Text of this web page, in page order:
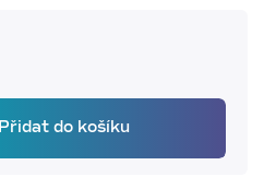
Přidat do košíku